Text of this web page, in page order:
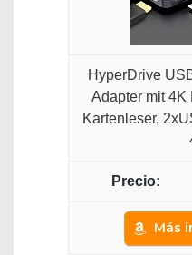
HyperDrive
Adapter mit 4K
Kartenleser,
Más